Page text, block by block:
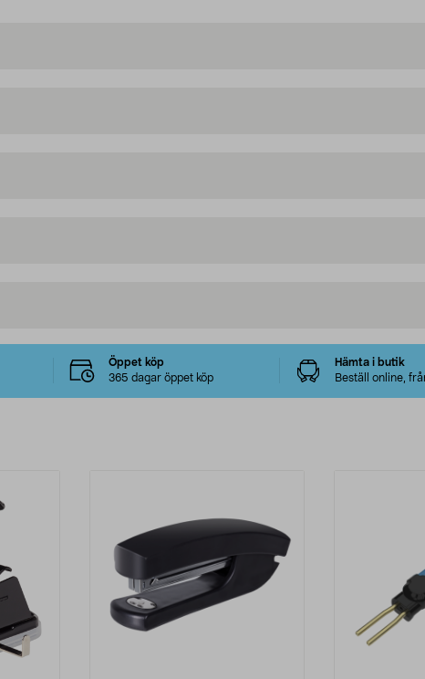
Öppet köp
365 dagar öppet köp
Hämta i butik
Beställ online,